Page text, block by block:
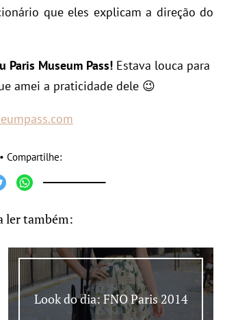
que eles explicam a direção do
Paris Museum Pass! Estava louca para
amei a praticidade dele 😉
• Compartilhe:
ler também:
Look do dia: FNO Paris 2014